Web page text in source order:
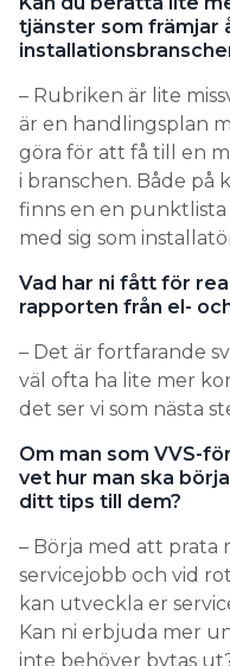
tjänster som främjar
– Rubriken är lite
är en handlingsplan
göra för att få till en
i branschen. Både på
finns en en
med sig som
Vad har ni fått för
rapporten från el-
– Det är fortfarande
väl ofta ha lite mer
det ser vi som nästa
Om man som VVS-
vet hur man ska
ditt tips till dem?
– Börja med att prata
servicejobb och vid
kan utveckla er
Kan ni erbjuda mer
inte behöver bytas